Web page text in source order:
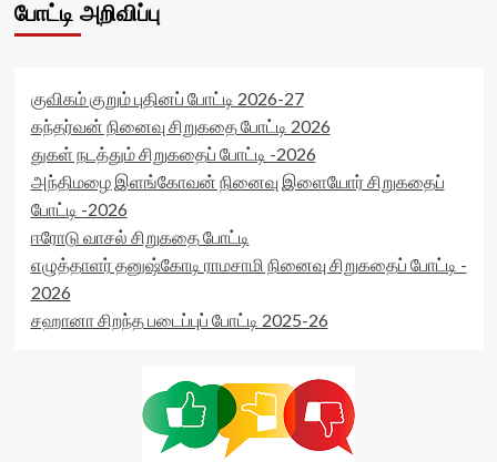
போட்டி அறிவிப்பு
குவிகம் குறும் புதினப் போட்டி 2026-27
கந்தர்வன் நினைவு சிறுகதை போட்டி 2026
துகள் நடத்தும் சிறுகதைப் போட்டி -2026
அந்திமழை இளங்கோவன் நினைவு இளையோர் சிறுகதைப்
போட்டி -2026
ஈரோடு வாசல் சிறுகதை போட்டி
எழுத்தாளர் தனுஷ்கோடி ராமசாமி நினைவு சிறுகதைப் போட்டி -
2026
சஹானா சிறந்த படைப்புப் போட்டி 2025-26